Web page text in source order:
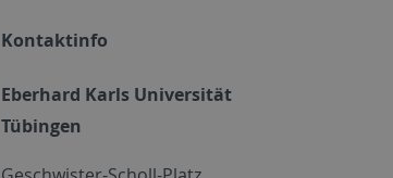
Kontaktinfo
Eberhard Karls Universität
Tübingen